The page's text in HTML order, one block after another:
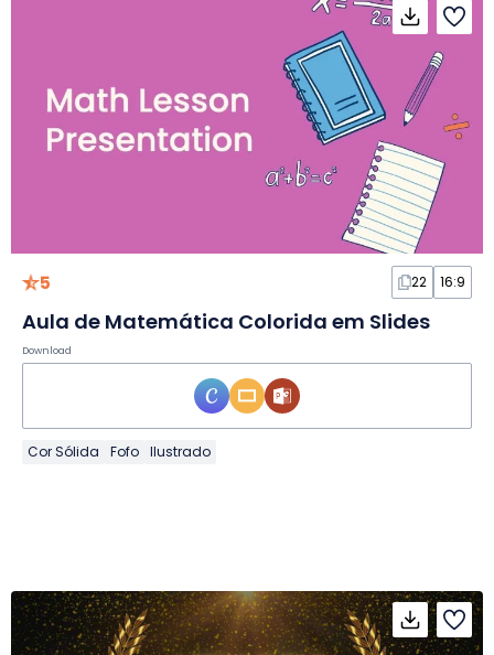
5 22 16:9
Aula de Matemática Colorida em Slides
Download
Cor Sólida Fofo Ilustrado